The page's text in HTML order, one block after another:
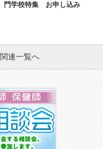
門学校特集 お申し込み
連一覧へ